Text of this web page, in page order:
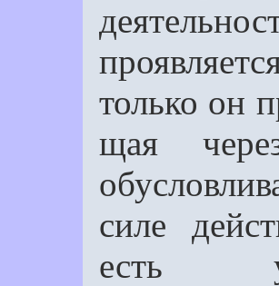
только он
щая
силе
есть